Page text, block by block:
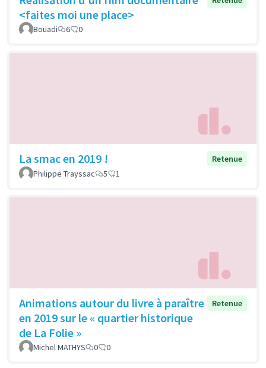
<faites moi une place>
Bouadi 6 0
La smac en 2019 !
Retenue
Philippe Trayssac
5 1
Animations autour du livre à paraître
en 2019 sur le « quartier historique
de La Folie »
Retenue
Michel MATHYS 0 0